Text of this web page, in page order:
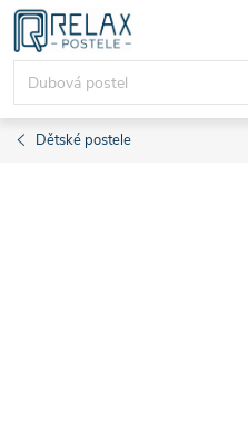
Přejít
obsah
Dětské postele